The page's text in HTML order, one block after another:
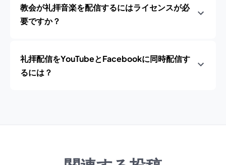
教会が礼拝音楽を配信するにはライセンスが必
要ですか？
礼拝配信をYouTubeとFacebookに同時配信す
るには？